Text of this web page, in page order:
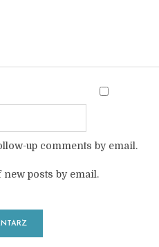
up comments by email.
posts by email.